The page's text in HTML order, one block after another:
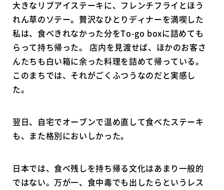
大きなリブアイステーキに、フレンチフライとほう
れん草のソテー。贅沢なひとりディナーを満喫した
私は、食べきれなかった分をTo-go boxに詰めても
らって持ち帰った。 店内を見渡せば、ほかのお客さ
んたちも白い箱に余った料理を詰めて帰っている。
このまちでは、それがごくふつうなのだと実感し
た。
翌日、自宅でオーブンで温め直して食べたステーキ
も、また格別においしかった。
日本では、食べ残しを持ち帰る文化はあまり一般的
ではない。万が一、食中毒でも出したらというレス